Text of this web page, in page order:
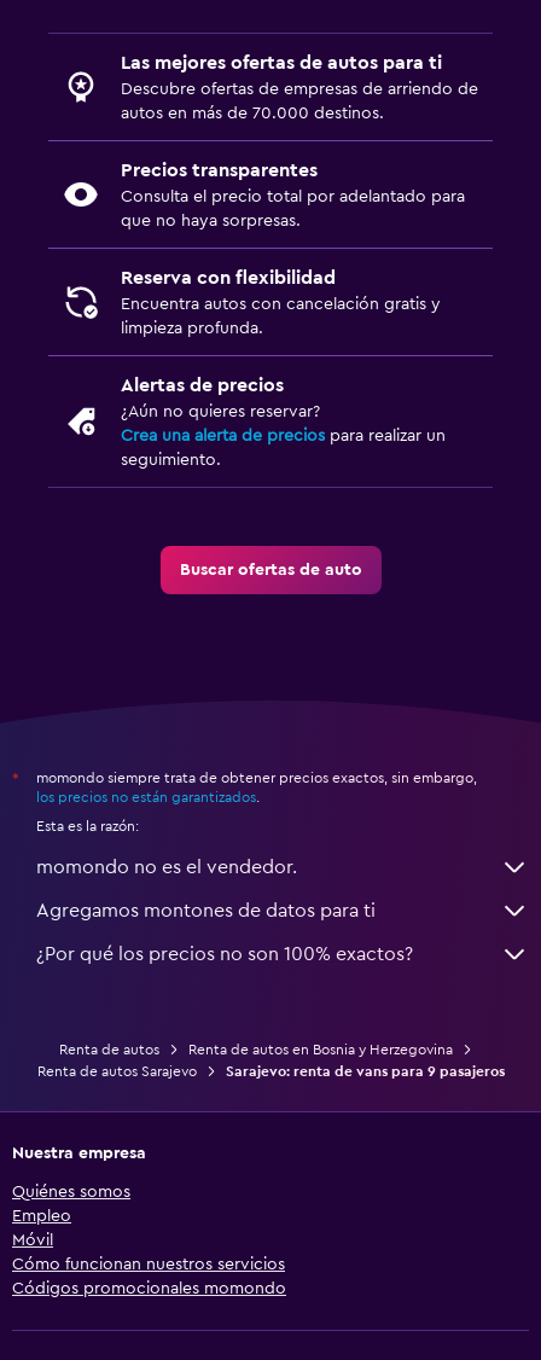
Las mejores ofertas de autos para ti
Descubre ofertas de empresas de arriendo de
autos en más de 70.000 destinos.
Precios transparentes
Consulta el precio total por adelantado para
que no haya sorpresas.
Reserva con flexibilidad
Encuentra autos con cancelación gratis y
limpieza profunda.
Alertas de precios
¿Aún no quieres reservar?
Crea una alerta de precios para realizar un
seguimiento.
Buscar ofertas de auto
*
momondo siempre trata de obtener precios exactos, sin embargo,
los precios no están garantizados
Esta es la razón:
momondo no es el vendedor.
Agregamos montones de datos para ti
¿Por qué los precios no son 100% exactos?
Renta de autos
Renta de autos en Bosnia y Herzegovina
Renta de autos Sarajevo
Sarajevo: renta de vans para 9 pasajeros
Nuestra empresa
Quiénes somos
Empleo
Móvil
Cómo funcionan nuestros servicios
Códigos promocionales momondo